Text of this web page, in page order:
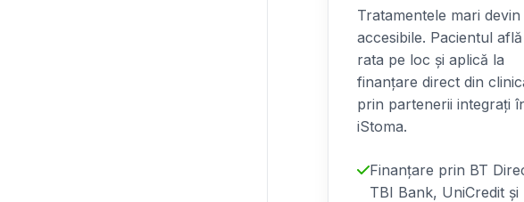
Tratamentele mari devin
accesibile. Pacientul află
rata pe loc și aplică la
finanțare direct din
prin partenerii integrați
iStoma.
Finanțare prin BT
TBI Bank, UniCredit și